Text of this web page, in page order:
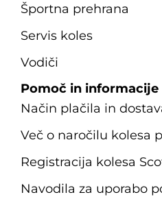
Športna prehrana
Servis koles
Vodiči
Pomoč in informacije
Način plačila in
Več o naročilu kolesa
Registracija kolesa
Navodila za uporabo